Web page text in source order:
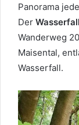
Panorama
Der
Wanderweg
Maisental,
Wasserfall.